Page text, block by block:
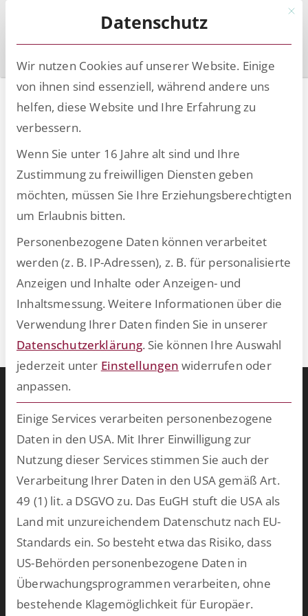
Jörg Schielein
Rechtsberatung im Bereich Öffentlicher Sektor &
Immobilien von Rödl & Partner. Dabei beschäftigt er
sich national und international insbesondere mit
infrastrukturbezogenen Fragestellungen aus den
Bereichen Immobilien, Wasser, ÖPNV und Smart
City. Im Rahmen der Digitalen Agenda von Rödl &
Partner befasst er sich zudem intensiv mit Themen
wie Legal Tech und dem Einsatz
technologiegestützter Instrumente zur Optimierung
der Rechtsberatung.
Warum ESCRIBA?
ESCRIBA steht für 25 Jahre gelebte Digitalisierung in Unternehmen.
Unser Herz schlägt für digitale Prozesse und skalierbare
Technologien, die wir auf unserer eigenen No- und Low-Code-
Plattform entwickeln. Damit schaffen wir in kurzer Zeit
bahnbrechende Ergebnisse und bringen Ihre Softwarewelt auf
Vordermann. Wählen Sie aus unserem breiten Spektrum an
vorkonfektionierten Lösungen oder lassen Sie uns
maßgeschneiderte Software für Ihren persönlichen Einsatzzweck
entwickeln.
mehr >>
Mit
Datenschutz
Wir nutzen Cookies auf unserer Website. Einige
von ihnen sind essenziell, während andere uns
helfen, diese Website und Ihre Erfahrung zu
verbessern.
Wenn Sie unter 16 Jahre alt sind und Ihre
Zustimmung zu freiwilligen Diensten geben
möchten, müssen Sie Ihre Erziehungsberechtigten
um Erlaubnis bitten.
Personenbezogene Daten können verarbeitet
werden (z. B. IP-Adressen), z. B. für personalisierte
Anzeigen und Inhalte oder Anzeigen- und
Inhaltsmessung. Weitere Informationen über die
Verwendung Ihrer Daten finden Sie in unserer
Datenschutzerklärung. Sie können Ihre Auswahl
jederzeit unter Einstellungen widerrufen oder
anpassen.
Einige Services verarbeiten personenbezogene
Daten in den USA. Mit Ihrer Einwilligung zur
Nutzung dieser Services stimmen Sie auch der
Verarbeitung Ihrer Daten in den USA gemäß Art.
49 (1) lit. a DSGVO zu. Das EuGH stuft die USA als
Land mit unzureichendem Datenschutz nach EU-
Standards ein. So besteht etwa das Risiko, dass
US-Behörden personenbezogene Daten in
Überwachungsprogrammen verarbeiten, ohne
bestehende Klagemöglichkeit für Europäer.